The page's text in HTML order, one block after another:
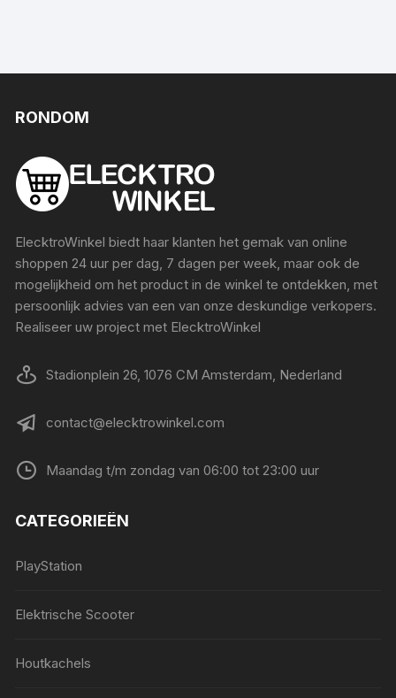
RONDOM
ElecktroWinkel biedt haar klanten het gemak van online
shoppen 24 uur per dag, 7 dagen per week, maar ook de
mogelijkheid om het product in de winkel te ontdekken, met
persoonlijk advies van een van onze deskundige verkopers.
Realiseer uw project met ElecktroWinkel
Stadionplein 26, 1076 CM Amsterdam, Nederland
contact@elecktrowinkel.com
Maandag t/m zondag van 06:00 tot 23:00 uur
CATEGORIEËN
PlayStation
Elektrische Scooter
Houtkachels